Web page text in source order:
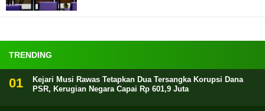
TRENDING
Kejari Musi Rawas Tetapkan Dua Tersangka Korupsi Dana
PSR, Kerugian Negara Capai Rp 601,9 Juta